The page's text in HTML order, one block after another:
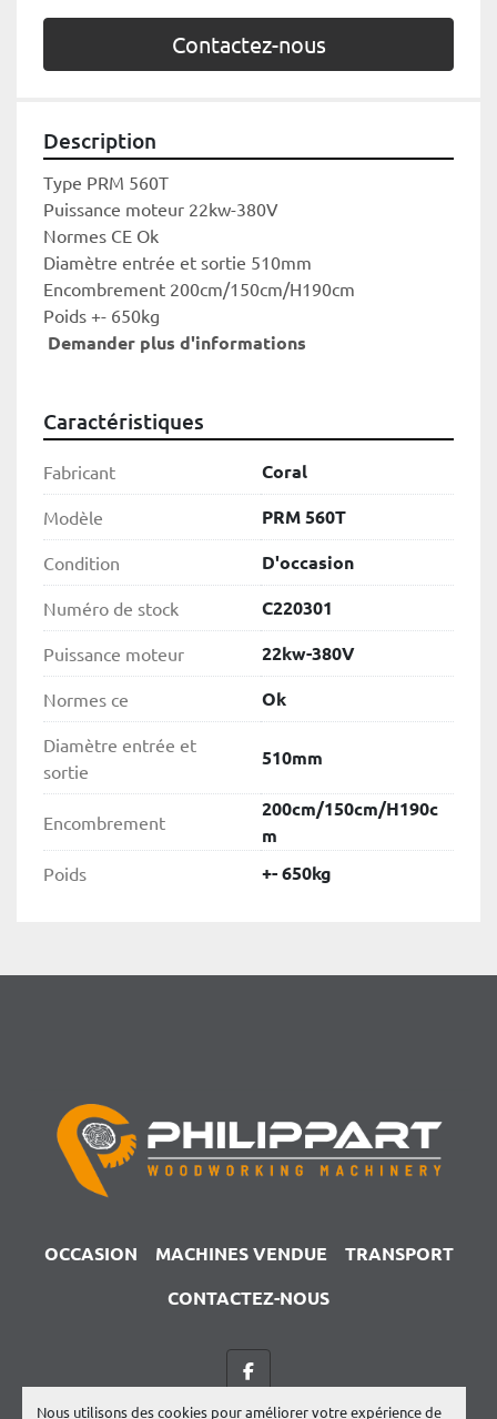
Nous utilisons des cookies pour améliorer votre expérience de
Contactez-nous
Description
Type PRM 560T
Puissance moteur 22kw-380V
Normes CE Ok
Diamètre entrée et sortie 510mm
Encombrement 200cm/150cm/H190cm
Poids +- 650kg
Demander plus d'informations
Caractéristiques
Fabricant Coral
Modèle PRM 560T
Condition D'occasion
Numéro de stock C220301
Puissance moteur 22kw-380V
Normes ce Ok
Diamètre entrée et
sortie
510mm
Encombrement
200cm/150cm/H190c
m
Poids +- 650kg
OCCASION MACHINES VENDUE
TRANSPORT
CONTACTEZ-NOUS
facebook